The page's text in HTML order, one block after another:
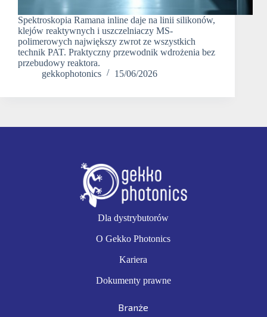
Spektroskopia Ramana inline daje na linii silikonów,
klejów reaktywnych i uszczelniaczy MS-
polimerowych największy zwrot ze wszystkich
technik PAT. Praktyczny przewodnik wdrożenia bez
przebudowy reaktora.
gekkophotonics
15/06/2026
Dla dystrybutorów
O Gekko Photonics
Kariera
Dokumenty prawne
Branże